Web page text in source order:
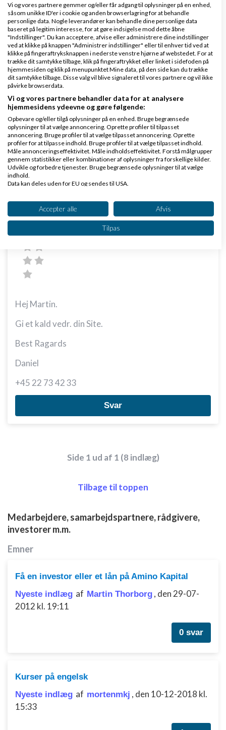
Tak for jeres interesse,
Hvis i ville skrive til mig i indbakken istedet så kan vi
Dbh.
Martin
Svar
Skrevet02-07-2014
Hej Martin.
Gi et kald vedr. din Site.
Best Ragards
Daniel
+45 22 73 42 33
Svar
Side 1 ud af 1 (8 indlæg)
Tilbage til toppen
Medarbejdere, samarbejdspartnere, rådgivere,
investorer m.m.
Emner
Få en investor eller et lån på Amino Kapital
Nyeste indlæg af Martin Thorborg , den 29-07-
2012 kl. 19:11
0 svar
Kurser på engelsk
Nyeste indlæg af mortenmkj , den 10-12-2018 kl.
15:33
Vi og vores partnere gemmer og/eller får adgang til oplysninger på en enhed,
såsom unikke ID'er i cookie og anden browserlagring for at behandle
personlige data. Nogle leverandører kan behandle dine personlige data
baseret på legitim interesse, for at gøre indsigelse mod dette åbne
"Indstillinger". Du kan acceptere, afvise eller administrere dine indstillinger
ved at klikke på knappen "Administrer indstillinger" eller til enhver tid ved at
klikke på fingeraftryksknappen i nederste venstre hjørne af webstedet. For at
trække dit samtykke tilbage, klik på fingeraftrykket eller linket i sidefoden på
hjemmesiden og klik på menupunktet Mine data, på den side kan du trække
dit samtykke tilbage. Disse valg vil blive signaleret til vores partnere og vil ikke
påvirke browserdata.
Vi og vores partnere behandler data for at analysere
hjemmesidens ydeevne og gøre følgende:
Opbevare og/eller tilgå oplysninger på en enhed. Bruge begrænsede
oplysninger til at vælge annoncering. Oprette profiler til tilpasset
annoncering. Bruge profiler til at vælge tilpasset annoncering. Oprette
profiler for at tilpasse indhold. Bruge profiler til at vælge tilpasset indhold.
Måle annonceringseffektivitet. Måle indholdseffektivitet. Forstå målgrupper
gennem statistikker eller kombinationer af oplysninger fra forskellige kilder.
Udvikle og forbedre tjenester. Bruge begrænsede oplysninger til at vælge
indhold.
Data kan deles uden for EU og sendes til USA.
Se partnerliste (2 IAB-leverandører)
Vi bruger dine data til følgende formål:
IAB's behandlingsformål:
Opbevare og/eller tilgå oplysninger på en
enhed
Bruge begrænsede oplysninger til at vælge
Oprette profiler til tilpasset annoncering
Bruge profiler til at vælge tilpasset
Oprette profiler for at tilpasse indhold
Bruge profiler til at vælge tilpasset indhold
IAB Special Features:
placeringsoplysninger
anmodede oplysninger
Ikke-IAB-behandlingsformål:
Nødvendig
Annoncering / marketing
Accepter alle Afvis
Tilpas